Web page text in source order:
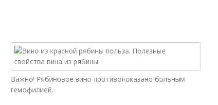
Важно! Рябиновое вино противопоказано больным
гемофилией.